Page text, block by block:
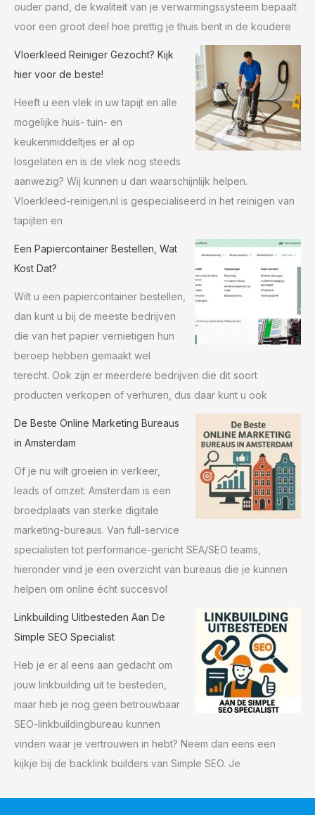
ouder pand, de kwaliteit van je verwarmingssysteem bepaalt
voor een groot deel hoe prettig je thuis bent in de koudere
Vloerkleed Reiniger Gezocht? Kijk
hier voor de beste!
Heeft u een vlek in uw tapijt en alle
mogelijke huis- tuin- en
keukenmiddeltjes er al op
losgelaten en is de vlek nog steeds
aanwezig? Wij kunnen u dan waarschijnlijk helpen.
Vloerkleed-reinigen.nl is gespecialiseerd in het reinigen van
tapijten en
Een Papiercontainer Bestellen, Wat
Kost Dat?
Wilt u een papiercontainer bestellen,
dan kunt u bij de meeste bedrijven
die van het papier vernietigen hun
beroep hebben gemaakt wel
terecht. Ook zijn er meerdere bedrijven die dit soort
producten verkopen of verhuren, dus daar kunt u ook
De Beste Online Marketing Bureaus
in Amsterdam
Of je nu wilt groeien in verkeer,
leads of omzet: Amsterdam is een
broedplaats van sterke digitale
marketing-bureaus. Van full-service
specialisten tot performance-gericht SEA/SEO teams,
hieronder vind je een overzicht van bureaus die je kunnen
helpen om online écht succesvol
Linkbuilding Uitbesteden Aan De
Simple SEO Specialist
Heb je er al eens aan gedacht om
jouw linkbuilding uit te besteden,
maar heb je nog geen betrouwbaar
SEO-linkbuildingbureau kunnen
vinden waar je vertrouwen in hebt? Neem dan eens een
kijkje bij de backlink builders van Simple SEO. Je